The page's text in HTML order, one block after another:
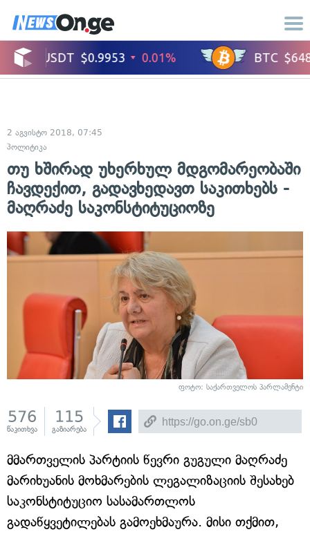
2 აგვისტო 2018, 07:45
პოლიტიკა
თუ ხშირად უხერხულ მდგომარეობაში
ჩავდექით, გადავხედავთ საკითხებს -
მაღრაძე საკონსტიტუციოზე
ფოტო: საქართველოს პარლამენტი
576
წაკითხვა
115
გაზიარება
მმართველის პარტიის წევრი გუგული მაღრაძე
მარიხუანის მოხმარების ლეგალიზაციის შესახებ
საკონსტიტუციო სასამართლოს
გადაწყვეტილებას გამოეხმაურა. მისი თქმით,